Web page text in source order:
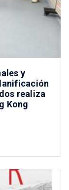
y
realiza
Kong